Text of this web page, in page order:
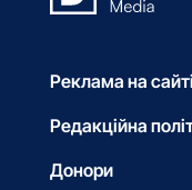
Реклама на сайті
Редакційна
Донори